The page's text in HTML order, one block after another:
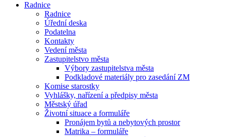
Radnice
Radnice
Úřední deska
Podatelna
Kontakty
Vedení města
Zastupitelstvo města
Výbory zastupitelstva města
Podkladové materiály pro zasedání ZM
Komise starostky
Vyhlášky, nařízení a předpisy města
Městský úřad
Životní situace a formuláře
Pronájem bytů a nebytových prostor
Matrika – formuláře